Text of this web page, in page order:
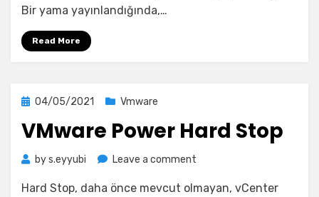
Bir yama yayınlandığında,…
Read More
Posted
04/05/2021 Vmware
VMware Power Hard Stop
bys.eyyubi Leave a comment
Power
Hard Stop, daha önce mevcut olmayan, vCenter